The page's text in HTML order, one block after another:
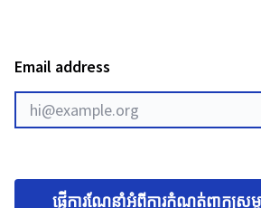
Email address
ផ្ញើការណែនាំអំពីការកំណត់ពាក្យស